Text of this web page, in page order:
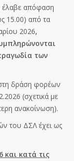
έλαβε απόφαση
15.00) από τα
2026,
των
δράση φορέων
(σχετικά με
ανακοίνωση).
του ΔΣΛ έχει ως
και κατά τις